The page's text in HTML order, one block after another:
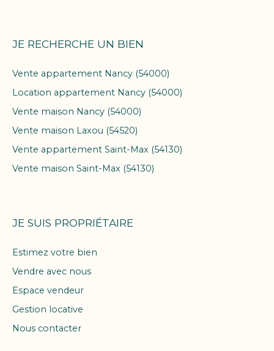
JE RECHERCHE UN BIEN
Vente appartement Nancy (54000)
Location appartement Nancy (54000)
Vente maison Nancy (54000)
Vente maison Laxou (54520)
Vente appartement Saint-Max (54130)
Vente maison Saint-Max (54130)
JE SUIS PROPRIÉTAIRE
Estimez votre bien
Vendre avec nous
Espace vendeur
Gestion locative
Nous contacter